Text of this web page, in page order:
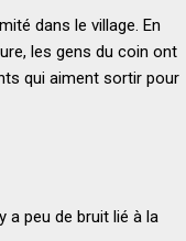
dans le village. En
les gens du coin ont
qui aiment sortir pour
a peu de bruit lié à la